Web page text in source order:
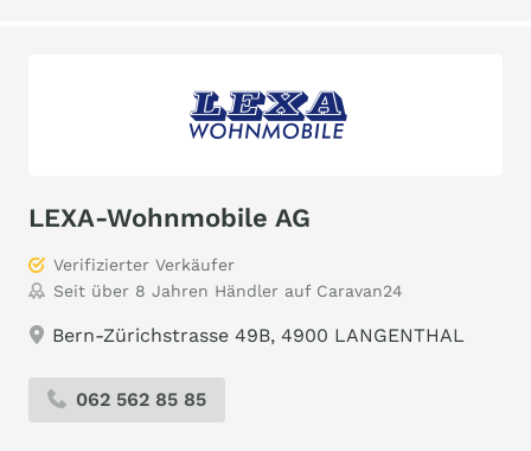
LEXA-Wohnmobile AG
Verifizierter Verkäufer
Seit über 8 Jahren Händler auf Caravan24
Bern-Zürichstrasse 49B, 4900 LANGENTHAL
062 562 85 85